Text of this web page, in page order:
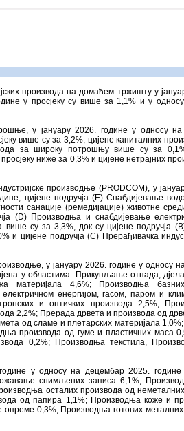
производа на домаћем тржишту у
у просјеку су више за 1,1% и у
у јануару 2026. године у односу
више су за 3,2%, цијене капиталних
за широку потрошњу више су за
ниже за 0,3% и цијене нетрајних
производње (PRODCOM), у
цијене подручјa (E) Снабдијевање
санације (ремедијације) животне
(D) Производња и снабдијевање
више су за 3,3%, док су цијене подручјa
и цијене подручја (C) Прерађивачка
у јануару 2026. године у односу
у областима: Прикупљање отпада,
материјала 4,6%; Производња
енергијом, гасом, паром и
и оптичких производа 2,5%;
2,2%; Прерада дрвета и производа од
од сламе и плетарских материјала
производа од гуме и пластичних маса
0,2%; Производња текстила,
у односу на децембар 2025.
снимљених записа 6,1%;
осталих производа од
од папира 1,1%; Производња коже и
опреме 0,3%; Производња готових